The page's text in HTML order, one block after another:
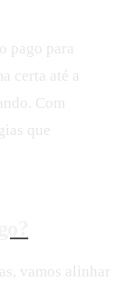
pago para
certa até a
Com
que
vamos alinhar